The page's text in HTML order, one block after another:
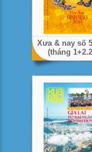
Xưa & nay số
(tháng